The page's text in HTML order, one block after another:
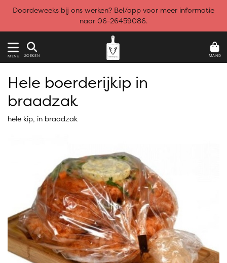
Doordeweeks bij ons werken? Bel/app voor meer informatie
naar 06-26459086.
MENU ZOEKEN MAND
Hele boerderijkip in
braadzak
hele kip, in braadzak